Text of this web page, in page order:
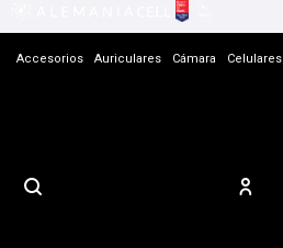
Accesorios Auriculares Cámara Celulares